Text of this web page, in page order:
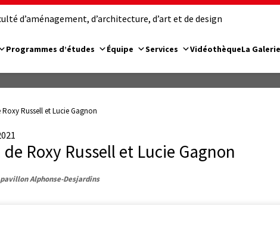
d’aménagement, d’architecture, d’art et de design
Programmes d’études Équipe Services VidéothèqueLa Galerie
Russell et Lucie Gagnon
Roxy Russell et Lucie Gagnon
Alphonse-Desjardins